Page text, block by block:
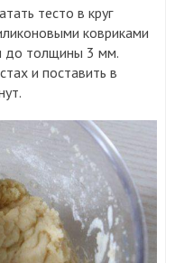
тесто в круг
ковриками
до толщины 3 мм.
и поставить в